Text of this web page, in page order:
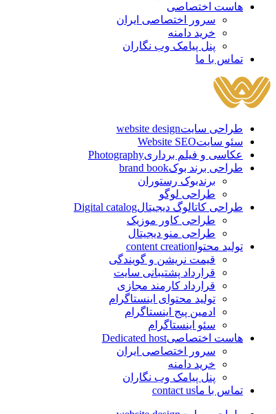
هاست اختصاصی
سرور اختصاصی ایران
خرید دامنه
پنل پیامک وب نگاران
تماس با ما
طراحی سایتwebsite design
سئو سایتWebsite SEO
عکاسی و فیلم برداریPhotography
طراحی برند بوکbrand book
برندبوک رستوران
طراحی لوگو
طراحی کاتالوگ دیجیتالDigital catalog
طراحی کاور موزیک
طراحی منو دیجیتال
تولید محتوا content creation
قیمت نریشن و گویندگی
قرارداد پشتیبانی سایت
قرارداد کارمند مجازی
تولید محتوای اینستاگرام
ادمین پیج اینستاگرام
سئو اینستاگرام
هاست اختصاصیDedicated host
سرور اختصاصی ایران
خرید دامنه
پنل پیامک وب نگاران
تماس با ماcontact us